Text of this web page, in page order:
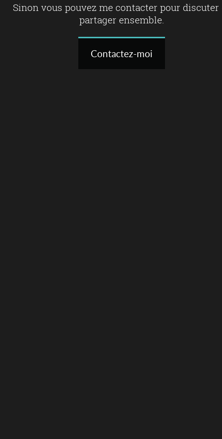
Sinon vous pouvez me contacter pour discuter
partager ensemble.
Contactez-moi